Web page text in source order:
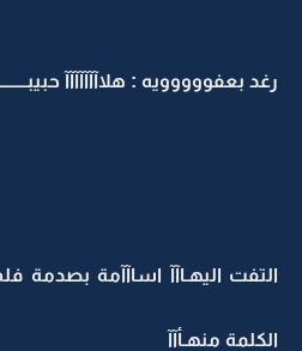
رغد بعفووووويه : هلاآآآآآآآ
التفت اليهـاآآ اساآآمة بصدمة فلم
الكلمة منهـأآآ